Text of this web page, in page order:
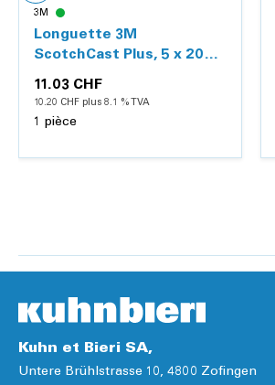
3M
Longuette 3M
ScotchCast Plus, 5 x 20
cm
11.03 CHF
10.20 CHF plus 8.1 % TVA
1 pièce
Kuhn et Bieri SA,
Untere Brühlstrasse 10, 4800 Zofingen